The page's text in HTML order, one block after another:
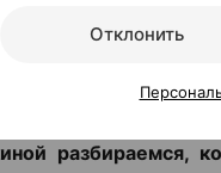
советуют то
Но что делать,
косметологом и
и
разбираемся,
Отклонить